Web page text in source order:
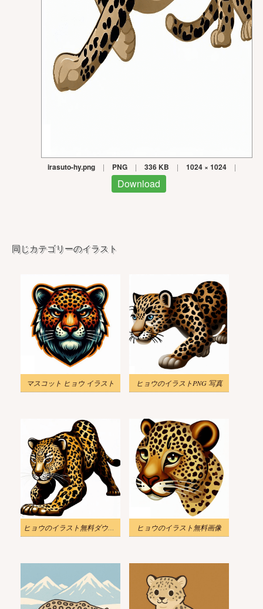
irasuto-hy.png | PNG | 336 KB | 1024 × 1024 |
Download
同じカテゴリーのイラスト
マスコット ヒョウ イラスト ヒョウのイラストPNG 写真
ヒョウのイラスト無料ダウンロード ヒョウのイラスト無料画像